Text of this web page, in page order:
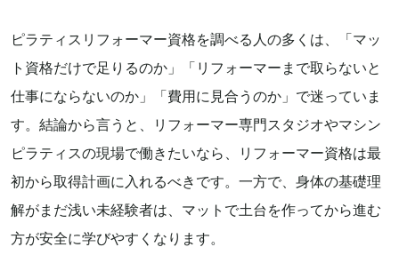
ピラティスリフォーマー資格を調べる人の多くは、「マッ
ト資格だけで足りるのか」「リフォーマーまで取らないと
仕事にならないのか」「費用に見合うのか」で迷っていま
す。結論から言うと、リフォーマー専門スタジオやマシン
ピラティスの現場で働きたいなら、リフォーマー資格は最
初から取得計画に入れるべきです。一方で、身体の基礎理
解がまだ浅い未経験者は、マットで土台を作ってから進む
方が安全に学びやすくなります。